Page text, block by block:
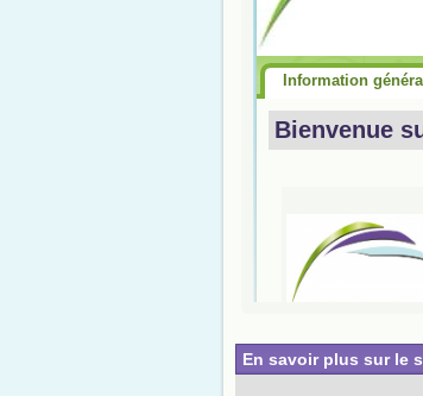
En savoir plus sur le